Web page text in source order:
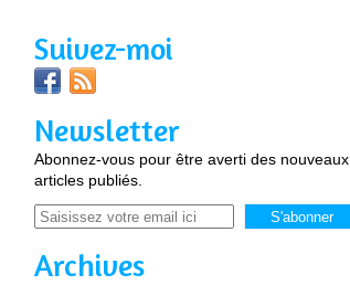
Suivez-moi
Newsletter
Abonnez-vous pour être averti des nouveaux
articles publiés.
Email
Archives